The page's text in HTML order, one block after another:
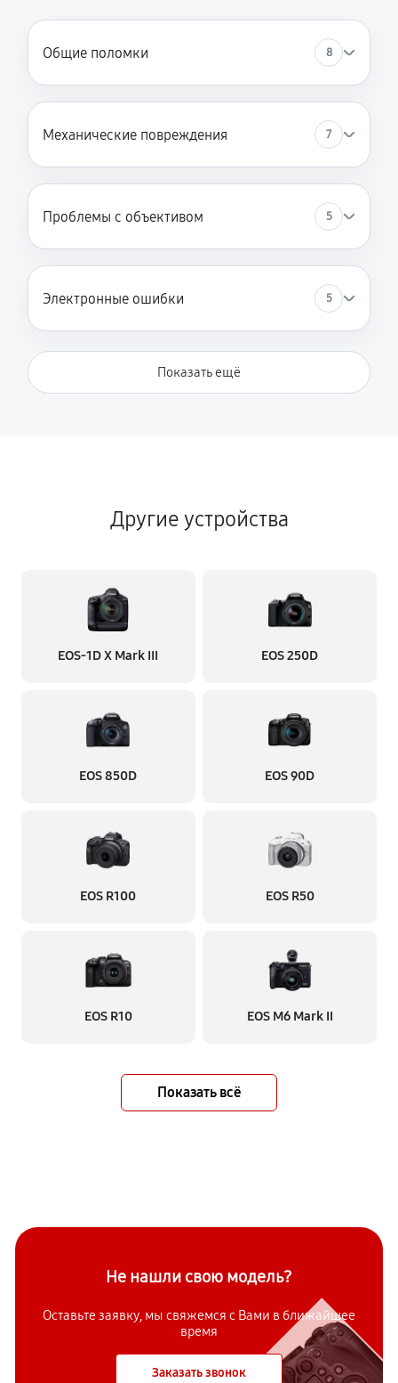
Общие поломки 8
Механические повреждения 7
Проблемы с объективом 5
Электронные ошибки 5
Показать ещё
Другие устройства
EOS‑1D X Mark III EOS 250D
EOS 850D EOS 90D
EOS R100 EOS R50
EOS R10 EOS M6 Mark II
Показать всё
Не нашли свою модель?
Оставьте заявку, мы свяжемся с Вами в ближайшее
время
Заказать звонок